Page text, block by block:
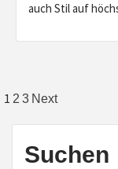
auch Stil auf
der
Beiträge
1 2 3 Next
Suchen